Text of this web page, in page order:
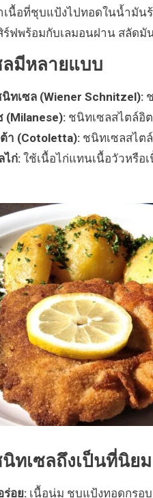
เนื้อที่ชุบแป้งไปทอดในน้ำมัน
ร์ฟพร้อมกับเลมอนฝาน สลัดมั
มีหลายแบบ
ทเซล (Wiener Schnitzel):
(Milanese): ชนิทเซลสไตล์อิ
า (Cotoletta): ชนิทเซลสไต
ไก่: ใช้เนื้อไก่แทนเนื้อวัวหรือ
ทเซลถึงเป็นที่นิยม
ร่อย: เนื้อนุ่ม ชุบแป้งทอดกรอ